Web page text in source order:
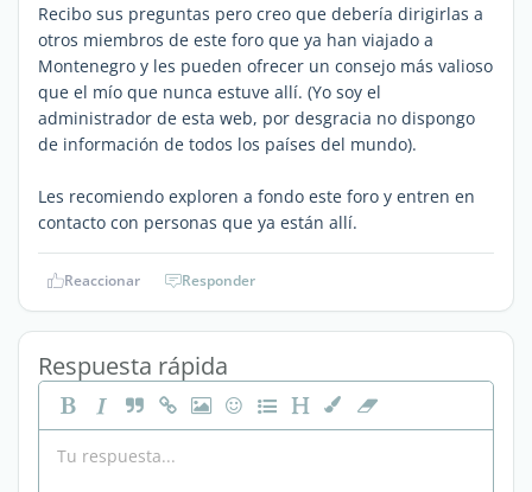
Recibo sus preguntas pero creo que debería dirigirlas a
otros miembros de este foro que ya han viajado a
Montenegro y les pueden ofrecer un consejo más valioso
que el mío que nunca estuve allí. (Yo soy el
administrador de esta web, por desgracia no dispongo
de información de todos los países del mundo).
Les recomiendo exploren a fondo este foro y entren en
contacto con personas que ya están allí.
Reaccionar Responder
Respuesta rápida